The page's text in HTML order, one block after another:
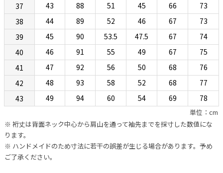
なのですが、従来のSNボディのようなタイトな作りではなく、多少の
遊びが設けられています。このためストレスなく着られます。そのぶ
ん背面ダーツによってウエストを絞り、セクシーかつスタイリッシュ
に見せています。アームが上付きでカマが小さめに設計されているの
で袖付けまわりに不自然なシワが生まれず、すっきりキレイに見える
こともポイントです。熟練したシャツ職人の手縫いによるイセ込んだ
肩と袖の後付けによって高い運動性を実現しているあたりに老舗カミ
チェリアの矜持が感じられます。“動きやすさ”と“美しさ”を合わせ持
つ、究極のスリムボディになるとお考えください。
シンプルでコーディネートしやすい「マイクロチェッ
ク細番手ポプリン」
37
43 88 51 45 66
73
38
44 89 52 46 67
73
39
45 90 53.5 47.5 67
74
40
46 91 55 49 67
75
41
47 92 56 50 68
76
42
48 93 58 52 68
77
43
49 94 60 54 69 78
単位：cm
※ 裄丈は背面ネック中心から肩山を通って袖先までを採寸した数値にな
ります。
※ ハンドメイドのため寸法に若干の誤差が生じる場合があります。予め
ご了承ください。